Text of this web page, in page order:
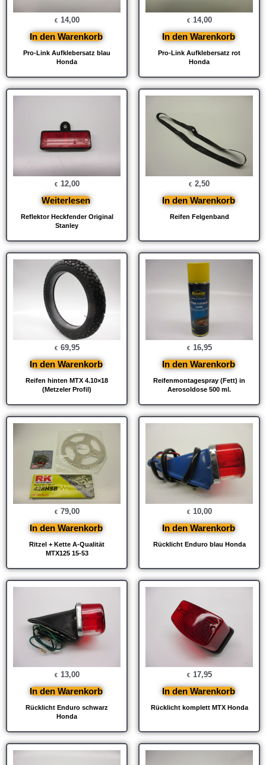
Pro-Link Aufklebersatz blau
Honda
€ 14,00
In den Warenkorb
Pro-Link Aufklebersatz rot
Honda
€ 14,00
In den Warenkorb
Reflektor Heckfender Original
Stanley
€ 12,00
Weiterlesen
Reifen Felgenband
€ 2,50
In den Warenkorb
Reifen hinten MTX 4.10×18
(Metzeler Profil)
€ 69,95
In den Warenkorb
Reifenmontagespray (Fett) in
Aerosoldose 500 ml.
€ 16,95
In den Warenkorb
Ritzel + Kette A-Qualität
MTX125 15-53
€ 79,00
In den Warenkorb
Rücklicht Enduro blau Honda
€ 10,00
In den Warenkorb
Rücklicht Enduro schwarz
Honda
€ 13,00
In den Warenkorb
Rücklicht komplett MTX Honda
€ 17,95
In den Warenkorb